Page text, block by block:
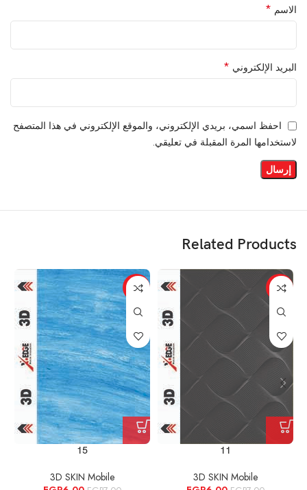
الاسم *
البريد الإلكتروني *
احفظ اسمي، بريدي الإلكتروني، والموقع الإلكتروني في هذا المتصفح
لاستخدامها المرة المقبلة في تعليقي.
Related Products
-14%
11
3D SKIN Mobile
-14%
15
3D SKIN Mobile